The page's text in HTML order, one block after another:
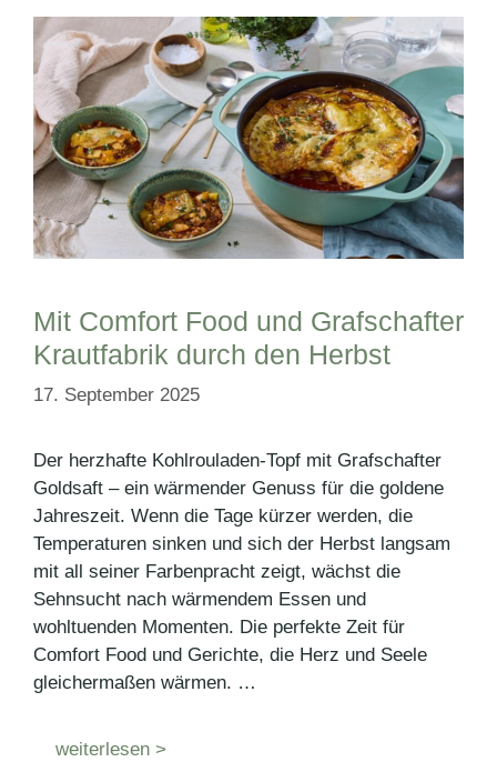
Mit Comfort Food und Grafschafter
Krautfabrik durch den Herbst
17. September 2025
Der herzhafte Kohlrouladen-Topf mit Grafschafter
Goldsaft – ein wärmender Genuss für die goldene
Jahreszeit. Wenn die Tage kürzer werden, die
Temperaturen sinken und sich der Herbst langsam
mit all seiner Farbenpracht zeigt, wächst die
Sehnsucht nach wärmendem Essen und
wohltuenden Momenten. Die perfekte Zeit für
Comfort Food und Gerichte, die Herz und Seele
gleichermaßen wärmen. …
weiterlesen >